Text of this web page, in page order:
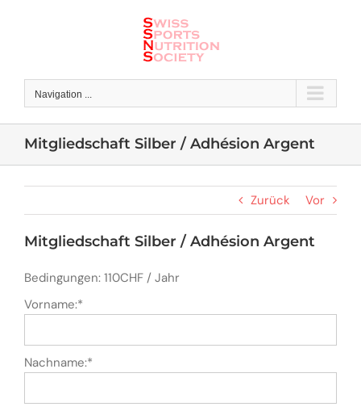
Navigation ...
Mitgliedschaft Silber / Adhésion Argent
Zurück Vor
Mitgliedschaft Silber / Adhésion Argent
Bedingungen: 110CHF / Jahr
Vorname:*
Nachname:*